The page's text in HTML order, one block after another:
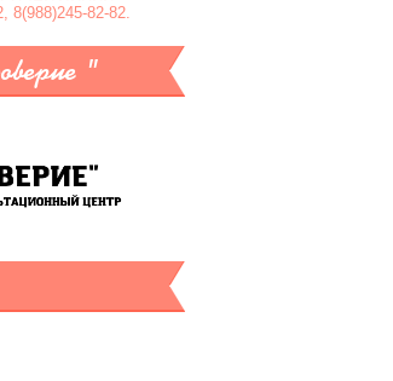
8(988)245-82-82.
"